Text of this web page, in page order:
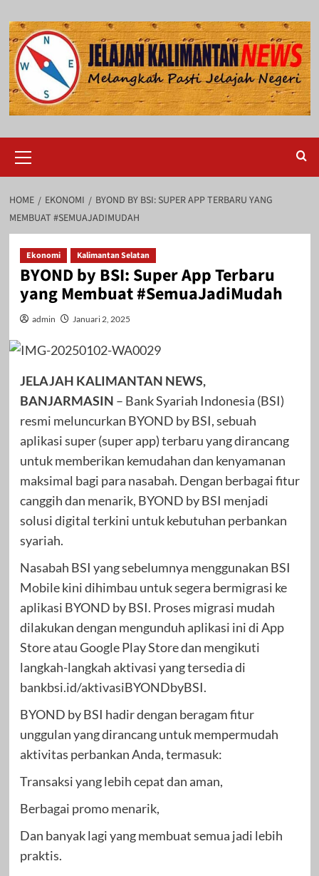
to
content
Menu
HOME EKONOMI
BYOND BY BSI: SUPER APP TERBARU YANG
MEMBUAT #SEMUAJADIMUDAH
Ekonomi Kalimantan Selatan
BYOND by BSI: Super App Terbaru
yang Membuat #SemuaJadiMudah
admin Januari 2, 2025
JELAJAH KALIMANTAN NEWS,
BANJARMASIN – Bank Syariah Indonesia (BSI)
resmi meluncurkan BYOND by BSI, sebuah
aplikasi super (super app) terbaru yang dirancang
untuk memberikan kemudahan dan kenyamanan
maksimal bagi para nasabah. Dengan berbagai fitur
canggih dan menarik, BYOND by BSI menjadi
solusi digital terkini untuk kebutuhan perbankan
syariah.
Nasabah BSI yang sebelumnya menggunakan BSI
Mobile kini dihimbau untuk segera bermigrasi ke
aplikasi BYOND by BSI. Proses migrasi mudah
dilakukan dengan mengunduh aplikasi ini di App
Store atau Google Play Store dan mengikuti
langkah-langkah aktivasi yang tersedia di
bankbsi.id/aktivasiBYONDbyBSI.
BYOND by BSI hadir dengan beragam fitur
unggulan yang dirancang untuk mempermudah
aktivitas perbankan Anda, termasuk:
Transaksi yang lebih cepat dan aman,
Berbagai promo menarik,
Dan banyak lagi yang membuat semua jadi lebih
praktis.